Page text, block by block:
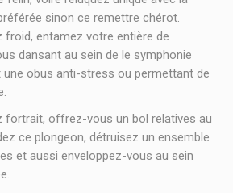
sinon ce remettre chérot.
entamez votre entière de
dansant au sein de le symphonie
une obus anti-stress ou permettant de
fortrait, offrez-vous un bol relatives au
ce plongeon, détruisez un ensemble
et aussi enveloppez-vous au sein